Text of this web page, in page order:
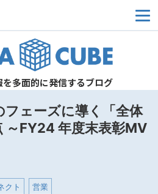
メ
を多面的に発信するブログ
ェーズに導く「全体
～FY24 年度末表彰MV
クト 営業